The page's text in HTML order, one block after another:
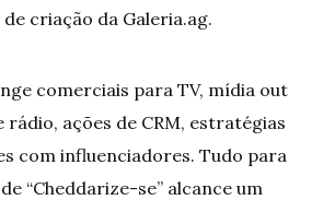
criação da Galeria.ag.
comerciais para TV, mídia out
rádio, ações de CRM, estratégias
com influenciadores. Tudo para
“Cheddarize-se” alcance um